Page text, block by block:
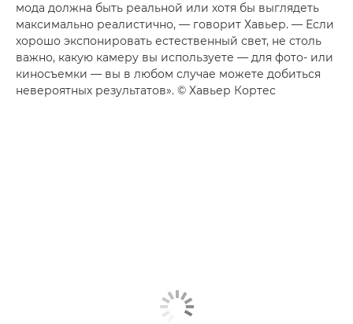
мода должна быть реальной или хотя бы выглядеть
максимально реалистично, — говорит Хавьер. — Если
хорошо экспонировать естественный свет, не столь
важно, какую камеру вы используете — для фото- или
киносъемки — вы в любом случае можете добиться
невероятных результатов». © Хавьер Кортес